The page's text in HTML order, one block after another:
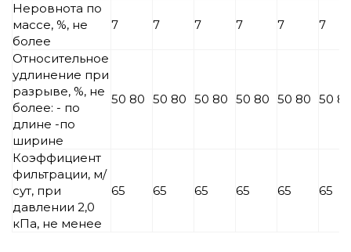
Неровнота по
массе, %, не
более
7 7 7 7 7 7
Относительное
удлинение при
разрыве, %, не
более: - по
длине -по
ширине
50 80 50 80 50 80 50 80 50 80 50
Коэффициент
фильтрации, м/
сут, при
давлении 2,0
кПа, не менее
65 65 65 65 65 65